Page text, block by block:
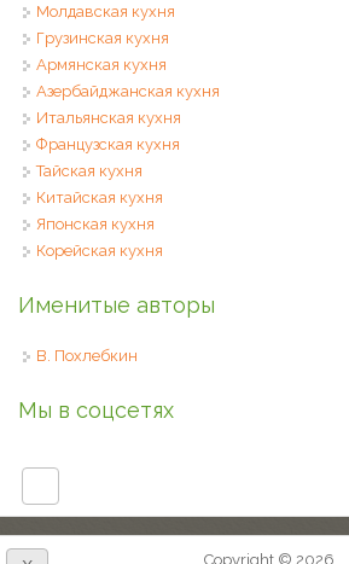
Молдавская кухня
Грузинская кухня
Армянская кухня
Азербайджанская кухня
Итальянская кухня
Французская кухня
Тайская кухня
Китайская кухня
Японская кухня
Корейская кухня
Именитые авторы
В. Похлебкин
Мы в соцсетях
Copyright © 2026,